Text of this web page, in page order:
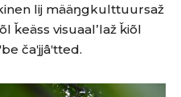
lij määŋgkulttuursaž
ǩeäss visuaalʼlaž ǩiõl
čaʹjjâʹtted.